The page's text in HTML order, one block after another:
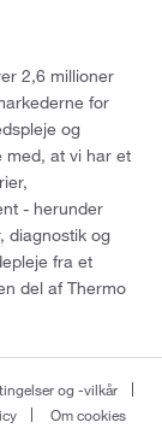
2,6 millioner
for
og
med, at vi har et
- herunder
diagnostik og
fra et
del af Thermo
og -vilkår
Om cookies